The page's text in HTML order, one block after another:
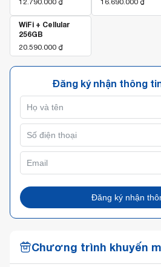
12.790.000 ₫ 16.690.000 ₫
WiFi + Cellular
256GB
20.590.000 ₫
Đăng ký nhận thông
Đăng ký nhận
Chương trình khuyến